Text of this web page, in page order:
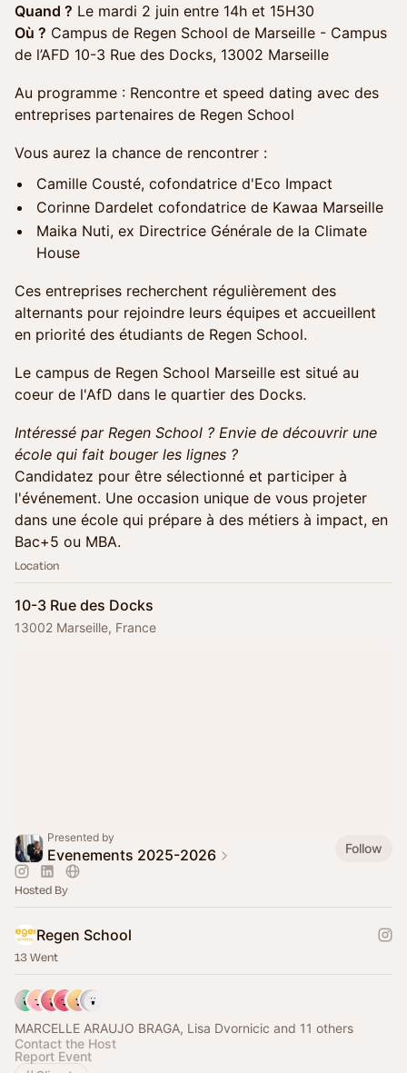
Quand ? Le mardi 2 juin entre 14h et 15H30
Où ? Campus de Regen School de Marseille - Campus
de l’AFD 10-3 Rue des Docks, 13002 Marseille
Au programme : Rencontre et speed dating avec des
entreprises partenaires de Regen School
Vous aurez la chance de rencontrer :
Camille Cousté, cofondatrice d'Eco Impact
Corinne Dardelet cofondatrice de Kawaa Marseille
Maika Nuti, ex Directrice Générale de la Climate
House
Ces entreprises recherchent régulièrement des
alternants pour rejoindre leurs équipes et accueillent
en priorité des étudiants de Regen School.
Le campus de Regen School Marseille est situé au
coeur de l'AfD dans le quartier des Docks.
Intéressé par Regen School ? Envie de découvrir une
école qui fait bouger les lignes ?
Candidatez pour être sélectionné et participer à
l'événement. Une occasion unique de vous projeter
dans une école qui prépare à des métiers à impact, en
Bac+5 ou MBA.
Location
10-3 Rue des Docks
13002 Marseille, France
Presented by
Evenements 2025-2026 Follow
Hosted By
Regen School
13 Went
MARCELLE ARAUJO BRAGA, Lisa Dvornicic and 11 others
Contact the Host
Report Event